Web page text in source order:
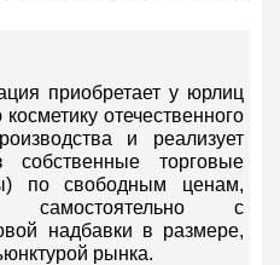
приобретает у юрлиц
отечественного
и реализует
собственные торговые
по свободным ценам,
самостоятельно с
надбавки в размере,
рынка.